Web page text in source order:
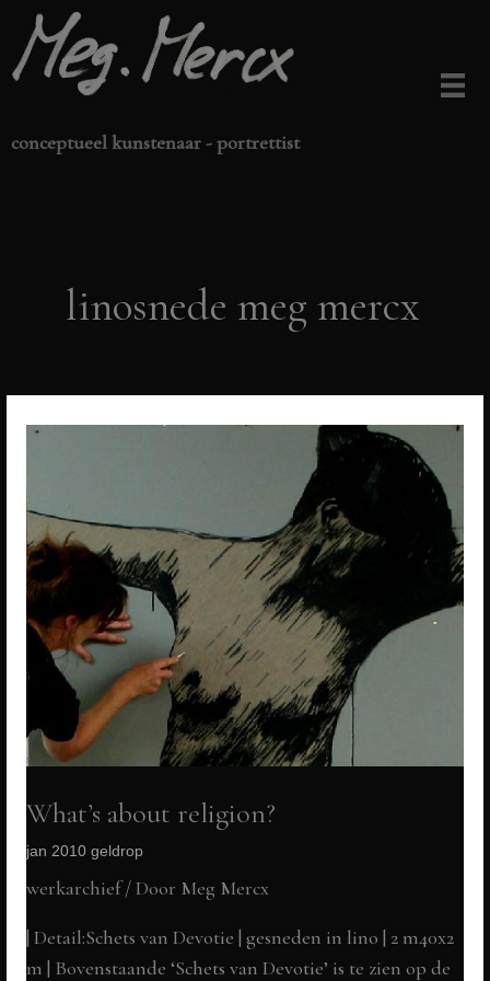
naar
de
conceptueel kunstenaar - portrettist
linosnede meg mercx
What’s about religion?
jan 2010 geldrop
werkarchief/ Door Meg Mercx
| Detail:Schets van Devotie | gesneden in lino | 2 m40x2
m | Bovenstaande ‘Schets van Devotie’ is te zien op de